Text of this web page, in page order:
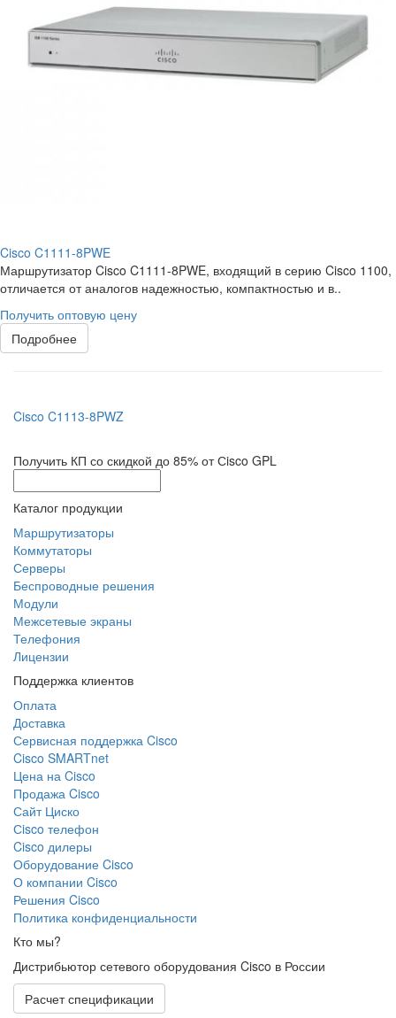
Cisco C1111-8PWE
Маршрутизатор Cisco C1111-8PWE, входящий в серию Cisco 1100,
отличается от аналогов надежностью, компактностью и в..
Получить оптовую цену
Подробнее
Cisco C1113-8PWZ
Получить КП со скидкой до 85% от Сisco GPL
Каталог продукции
Маршрутизаторы
Коммутаторы
Серверы
Беспроводные решения
Модули
Межсетевые экраны
Телефония
Лицензии
Поддержка клиентов
Оплата
Доставка
Сервисная поддержка Cisco
Cisco SMARTnet
Цена на Cisco
Продажа Cisco
Сайт Циско
Сisco телефон
Cisco дилеры
Оборудование Cisco
О компании Cisco
Решения Cisco
Политика конфиденциальности
Кто мы?
Дистрибьютор сетевого оборудования Cisco в России
Расчет спецификации